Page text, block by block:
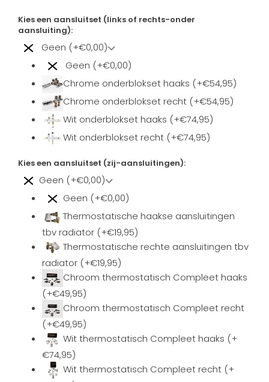
Kies een aansluitset (links of rechts-onder
aansluiting):
Geen (+€0,00)
Geen (+€0,00)
Chrome onderblokset haaks (+€54,95)
Chrome onderblokset recht (+€54,95)
Wit onderblokset haaks (+€74,95)
Wit onderblokset recht (+€74,95)
Kies een aansluitset (zij-aansluitingen):
Geen (+€0,00)
Geen (+€0,00)
Thermostatische haakse aansluitingen
tbv radiator (+€19,95)
Thermostatische rechte aansluitingen tbv
radiator (+€19,95)
Chroom thermostatisch Compleet haaks
(+€49,95)
Chroom thermostatisch Compleet recht
(+€49,95)
Wit thermostatisch Compleet haaks (+
€74,95)
Wit thermostatisch Compleet recht (+